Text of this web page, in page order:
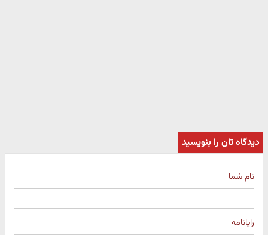
دیدگاه تان را بنویسید
نام شما
رایانامه